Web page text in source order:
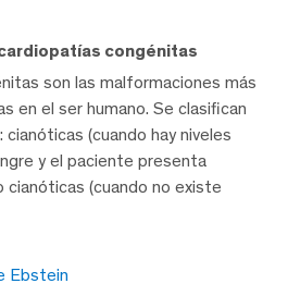
congénitas
son las malformaciones más
en el ser humano. Se clasifican
(cuando hay niveles
y el paciente presenta
cianóticas (cuando no existe
Ebstein